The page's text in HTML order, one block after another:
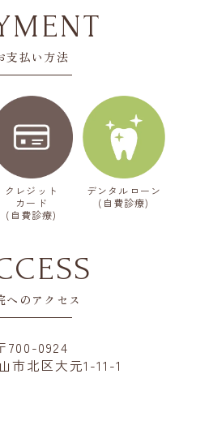
支払い方法
クレジット
カード
(自費診療)
デンタルローン
(自費診療)
へのアクセス
700-0924
市北区大元1-11-1